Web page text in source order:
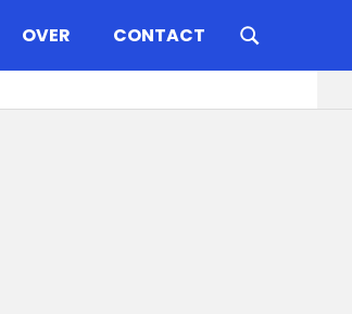
OVER CONTACT